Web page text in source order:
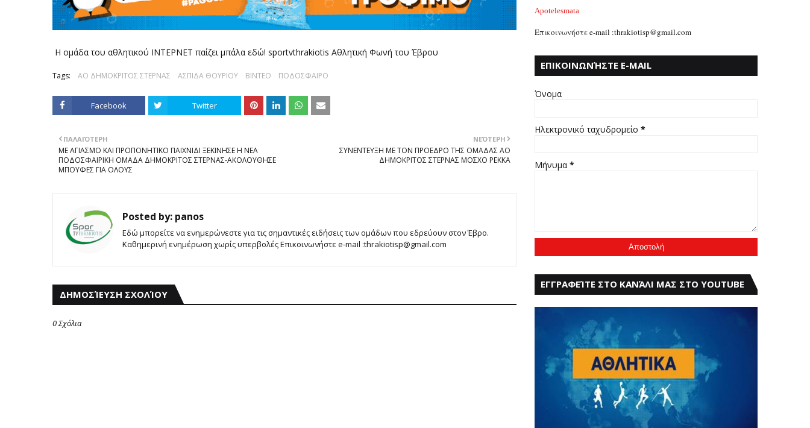
Η ομάδα του αθλητικού ΙΝΤΕΡΝΕΤ παίζει μπάλα εδώ! sportvthrakiotis Αθλητική Φωνή του Έβρου
Tags: ΑΟ ΔΗΜΟΚΡΙΤΟΣ ΣΤΕΡΝΑΣ ΑΣΠΙΔΑ ΘΟΥΡΙΟΥ ΒΙΝΤΕΟ ΠΟΔΟΣΦΑΙΡΟ
Facebook Twitter
ΝΕΌΤΕΡΗ
ΣΥΝΕΝΤΕΥΞΗ ΜΕ ΤΟΝ ΠΡΟΕΔΡΟ ΤΗΣ ΟΜΑΔΑΣ ΑΟ
ΔΗΜΟΚΡΙΤΟΣ ΣΤΕΡΝΑΣ ΜΟΣΧΟ ΡΕΚΚΑ
ΠΑΛΑΙΌΤΕΡΗ
ΜΕ ΑΓΙΑΣΜΟ ΚΑΙ ΠΡΟΠΟΝΗΤΙΚΟ ΠΑΙΧΝΙΔΙ ΞΕΚΙΝΗΣΕ Η ΝΕΑ
ΠΟΔΟΣΦΑΙΡΙΚΗ ΟΜΑΔΑ ΔΗΜΟΚΡΙΤΟΣ ΣΤΕΡΝΑΣ-ΑΚΟΛΟΥΘΗΣΕ
ΜΠΟΥΦΕΣ ΓΙΑ ΟΛΟΥΣ
Posted by: panos
Εδώ μπορείτε να ενημερώνεστε για τις σημαντικές ειδήσεις των ομάδων που εδρεύουν στον Έβρο.
Καθημερινή ενημέρωση χωρίς υπερβολές Επικοινωνήστε e-mail :thrakiotisp@gmail.com
ΔΗΜΟΣΊΕΥΣΗ ΣΧΟΛΊΟΥ
0 Σχόλια
Apotelesmata
Επικοινωνήστε e-mail :thrakiotisp@gmail.com
ΕΠΙΚΟΙΝΩΝΉΣΤΕ E-MAIL
Όνομα
Ηλεκτρονικό ταχυδρομείο *
Μήνυμα *
ΕΓΓΡΑΦΕΊΤΕ ΣΤΟ ΚΑΝΆΛΙ ΜΑΣ ΣΤΟ YOUTUBE